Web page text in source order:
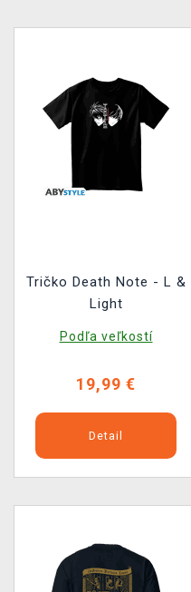
Tričko Death Note - L &
Light
Podľa veľkostí
19,99 €
Detail